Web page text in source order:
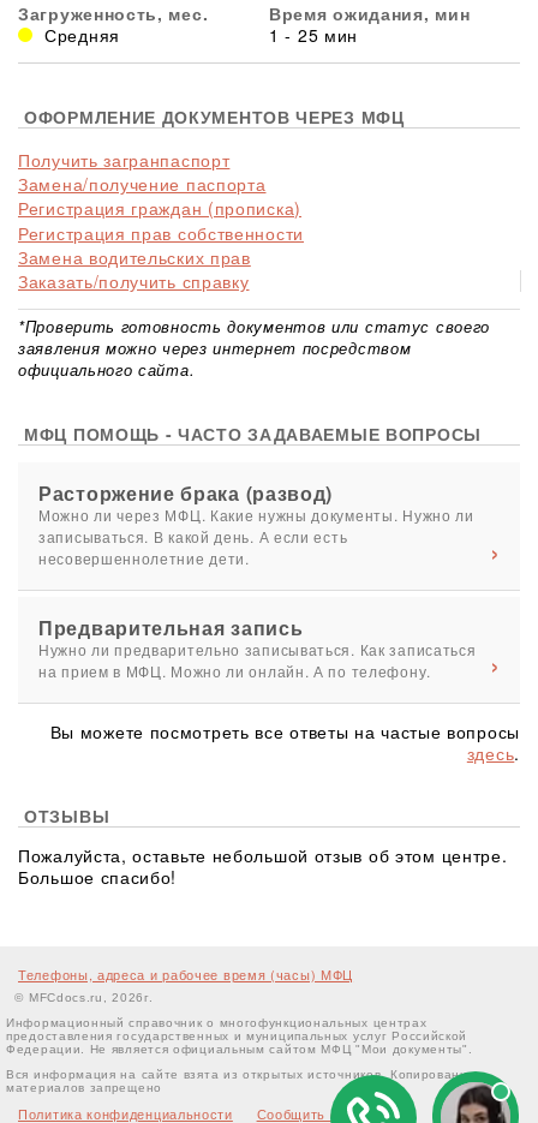
Загруженность, мес.
Средняя
Время ожидания, мин
1 - 25 мин
ОФОРМЛЕНИЕ ДОКУМЕНТОВ ЧЕРЕЗ МФЦ
Получить загранпаспорт
Замена/получение паспорта
Регистрация граждан (прописка)
Регистрация прав собственности
Замена водительских прав
Заказать/получить справку
*Проверить готовность документов или статус своего
заявления можно через интернет посредством
официального сайта.
МФЦ ПОМОЩЬ - ЧАСТО ЗАДАВАЕМЫЕ ВОПРОСЫ
Расторжение брака (развод)
Можно ли через МФЦ. Какие нужны документы. Нужно ли
записываться. В какой день. А если есть
несовершеннолетние дети.
Предварительная запись
Нужно ли предварительно записываться. Как записаться
на прием в МФЦ. Можно ли онлайн. А по телефону.
Вы можете посмотреть все ответы на частые вопросы
здесь.
ОТЗЫВЫ
Пожалуйста, оставьте небольшой отзыв об этом центре.
Большое спасибо!
Телефоны, адреса и рабочее время (часы) МФЦ
© MFCdocs.ru, 2026г.
Информационный справочник о многофункциональных центрах
предоставления государственных и муниципальных услуг Российской
Федерации. Не является официальным сайтом МФЦ "Мои документы".
Вся информация на сайте взята из открытых источников. Копирование
материалов запрещено
Политика конфиденциальности Сообщить об ошибке